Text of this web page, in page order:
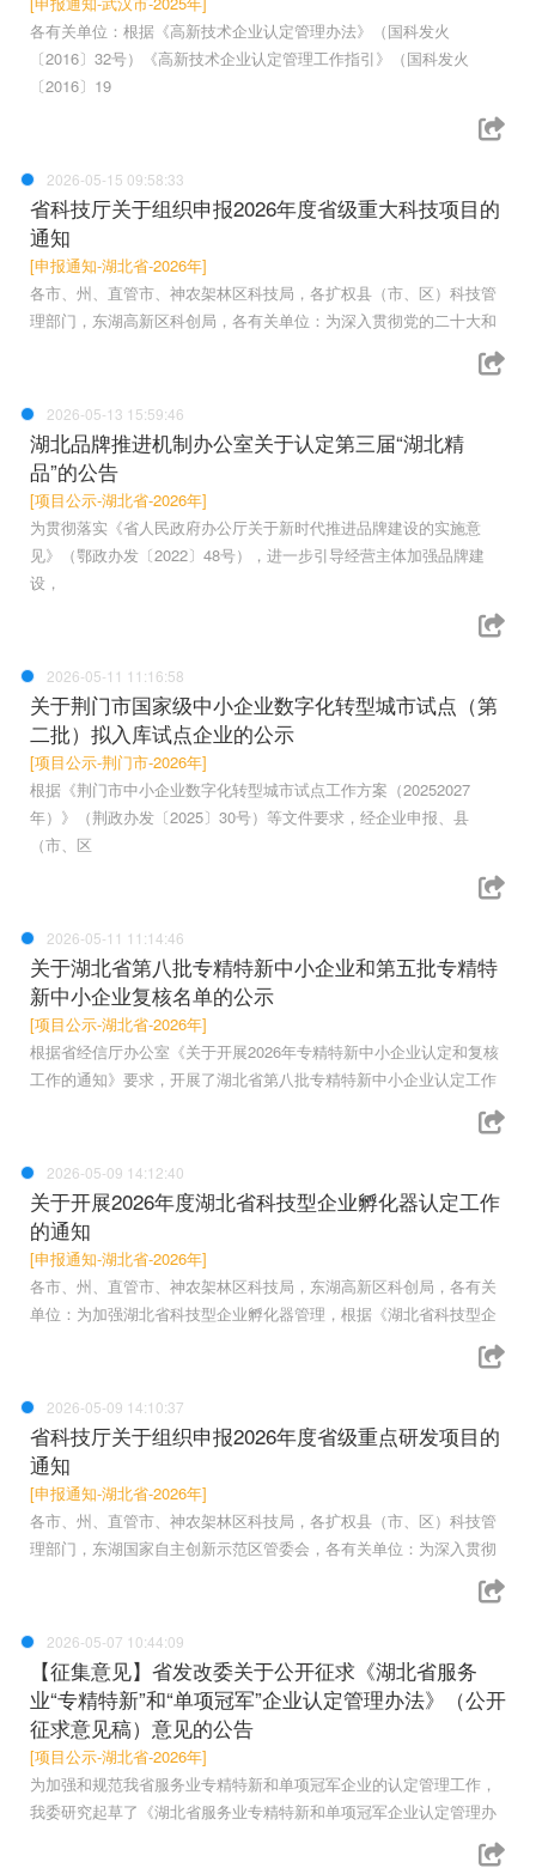
各有关单位：根据《高新技术企业认定管理办法》（国科发火
〔2016〕32号）《高新技术企业认定管理工作指引》（国科发火
〔2016〕19
2026-05-15 09:58:33
省科技厅关于组织申报2026年度省级重大科技项目的
通知
[申报通知-湖北省-2026年]
各市、州、直管市、神农架林区科技局，各扩权县（市、区）科技管
理部门，东湖高新区科创局，各有关单位：为深入贯彻党的二十大和
2026-05-13 15:59:46
湖北品牌推进机制办公室关于认定第三届“湖北精
品”的公告
[项目公示-湖北省-2026年]
为贯彻落实《省人民政府办公厅关于新时代推进品牌建设的实施意
见》（鄂政办发〔2022〕48号），进一步引导经营主体加强品牌建
设，
2026-05-11 11:16:58
关于荆门市国家级中小企业数字化转型城市试点（第
二批）拟入库试点企业的公示
[项目公示-荆门市-2026年]
根据《荆门市中小企业数字化转型城市试点工作方案（20252027
年）》（荆政办发〔2025〕30号）等文件要求，经企业申报、县
（市、区
2026-05-11 11:14:46
关于湖北省第八批专精特新中小企业和第五批专精特
新中小企业复核名单的公示
[项目公示-湖北省-2026年]
根据省经信厅办公室《关于开展2026年专精特新中小企业认定和复核
工作的通知》要求，开展了湖北省第八批专精特新中小企业认定工作
2026-05-09 14:12:40
关于开展2026年度湖北省科技型企业孵化器认定工作
的通知
[申报通知-湖北省-2026年]
各市、州、直管市、神农架林区科技局，东湖高新区科创局，各有关
单位：为加强湖北省科技型企业孵化器管理，根据《湖北省科技型企
2026-05-09 14:10:37
省科技厅关于组织申报2026年度省级重点研发项目的
通知
[申报通知-湖北省-2026年]
各市、州、直管市、神农架林区科技局，各扩权县（市、区）科技管
理部门，东湖国家自主创新示范区管委会，各有关单位：为深入贯彻
2026-05-07 10:44:09
【征集意见】省发改委关于公开征求《湖北省服务
业“专精特新”和“单项冠军”企业认定管理办法》（公开
征求意见稿）意见的公告
[项目公示-湖北省-2026年]
为加强和规范我省服务业专精特新和单项冠军企业的认定管理工作，
我委研究起草了《湖北省服务业专精特新和单项冠军企业认定管理办